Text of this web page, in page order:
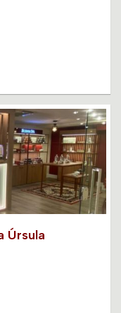
Úrsula